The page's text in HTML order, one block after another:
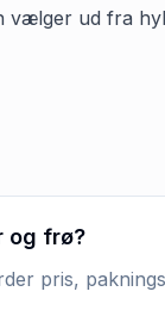
vælger ud fra
og frø?
pris,